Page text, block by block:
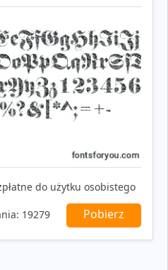
do użytku osobistego
19279 Pobierz